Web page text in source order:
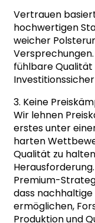
Vertrauen
hochwertigen
weicher
fühlbare
3. Keine
Wir lehnen
erstes unter
harten
Qualität zu
Premium-
dass
ermöglichen,
Produktion und